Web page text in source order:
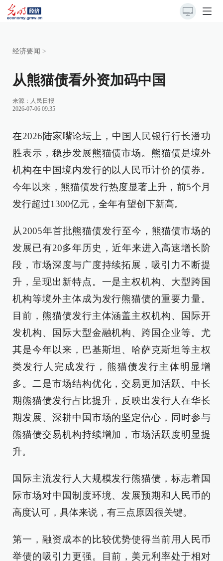
经济要闻 >
从熊猫债看外资加码中国
来源： 人民日报
2026-07-06 09:35
在2026陆家嘴论坛上，中国人民银行行长潘功
胜表示，稳步发展熊猫债市场。熊猫债是境外
机构在中国境内发行的以人民币计价的债券。
今年以来，熊猫债发行热度显著上升，前5个月
发行超过1300亿元，全年有望创下新高。
从2005年首批熊猫债发行至今，熊猫债市场的
发展已有20多年历史，近年来进入高速增长阶
段，市场深度与广度持续拓展，吸引力不断提
升，呈现出新特点。一是主权机构、大型跨国
机构等境外主体成为发行熊猫债的重要力量。
目前，熊猫债发行主体涵盖主权机构、国际开
发机构、国际大型金融机构、跨国企业等。尤
其是今年以来，巴基斯坦、哈萨克斯坦等主权
类发行人完成发行，熊猫债发行主体明显增
多。二是市场结构优化，交易更加活跃。中长
期熊猫债发行占比提升，反映出发行人在华长
期发展、深耕中国市场的坚定信心，同时参与
熊猫债交易机构持续增加，市场活跃度明显提
升。
国际主流发行人大规模发行熊猫债，标志着国
际市场对中国制度环境、发展预期和人民币的
高度认可，具体来说，有三点原因很关键。
第一，融资成本的比较优势使得当前用人民币
举债的吸引力更强。目前，美元利率处于相对